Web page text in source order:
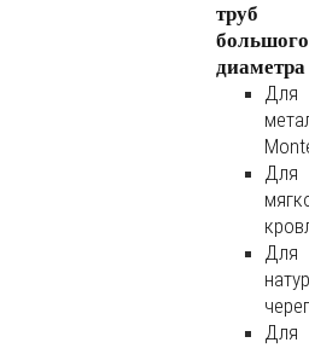
труб
большого
диаметра
Для
Для
Для
Для